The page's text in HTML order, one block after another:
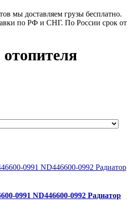
мы доставляем грузы бесплатно.
по РФ и СНГ. По России срок от
0991 ND446600-0992 Радиатор